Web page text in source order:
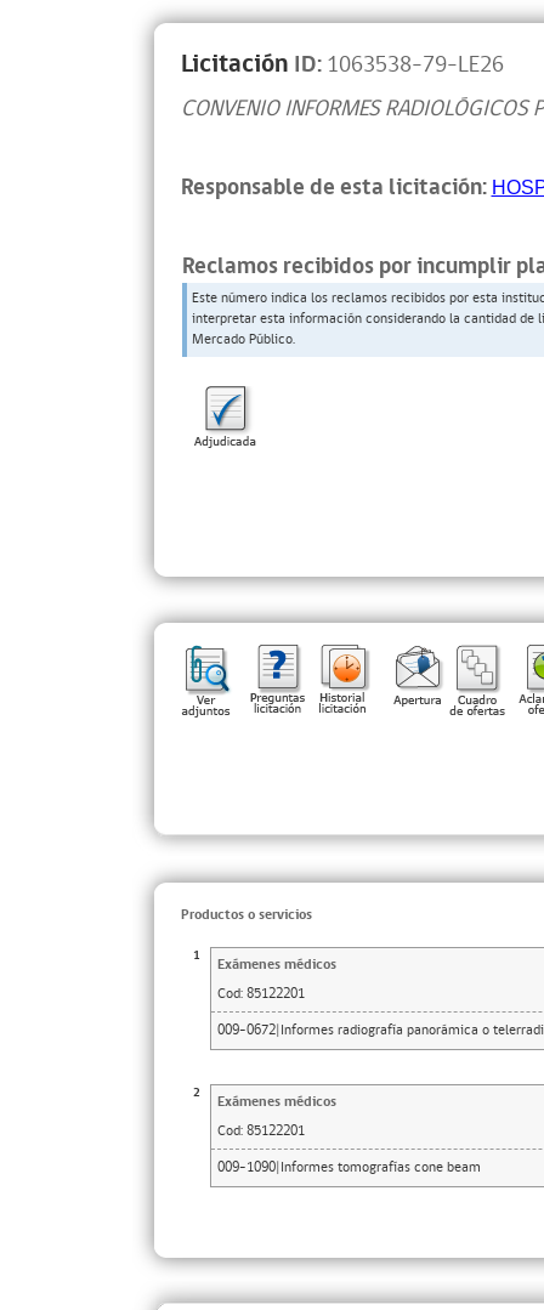
Licitación ID:1063538-79-LE26
CONVENIO INFORMES RADIOLÓGICOS
Responsable de esta licitación:
Reclamos recibidos por incumplir
Este número indica los reclamos recibidos por esta
interpretar esta información considerando la cantidad
Mercado Público.
Productos o servicios
1
Exámenes médicos
Cod: 85122201
009-0672|Informes radiografía panorámica o
2
Exámenes médicos
Cod: 85122201
009-1090|Informes tomografías cone beam